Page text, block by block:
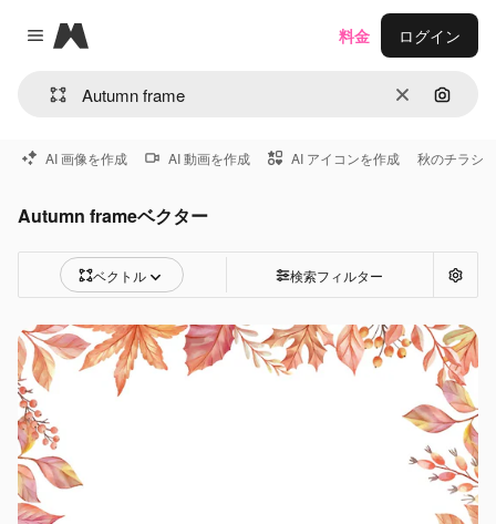
Close menu
Magnific
消去 画像で
料金 ログイン
AI 画像を作成 AI 動画を作成 AI アイコンを作成 秋のチラシ
Autumn frameベクター
ベクトル 検索フィルター